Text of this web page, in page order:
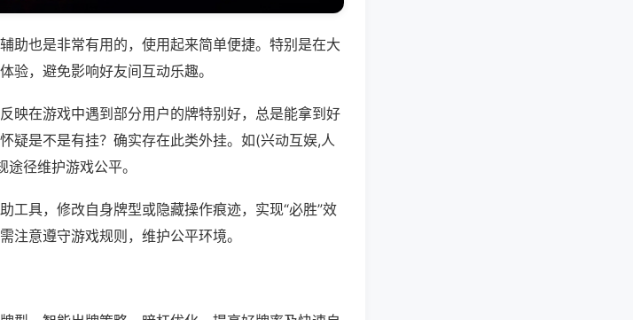
助也是非常有用的，使用起来简单便捷。特别是在大
验，避免影响好友间互动乐趣。
映在游戏中遇到部分用户的牌特别好，总是能拿到好
疑是不是有挂？确实存在此类外挂。如(兴动互娱,人
径维护游戏公平。
工具，修改自身牌型或隐藏操作痕迹，实现“必胜”效
注意遵守游戏规则，维护公平环境。